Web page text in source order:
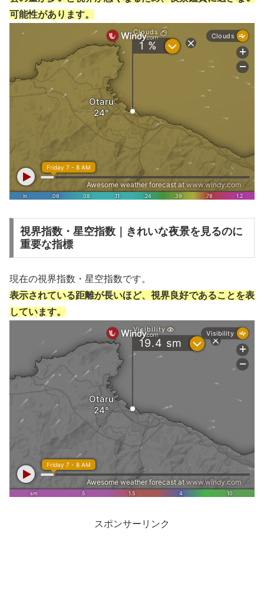
可能性があります。
視界指数・星空指数｜きれいな夜景を見るのに
重要な指標
現在の視界指数・星空指数です。
表示されている距離が長いほど、視界良好であることを表
しています。
スポンサーリンク